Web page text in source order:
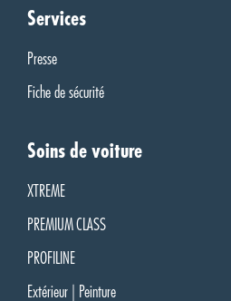
Services
Presse
Fiche de sécurité
Soins de voiture
XTREME
PREMIUM CLASS
PROFILINE
Extérieur | Peinture